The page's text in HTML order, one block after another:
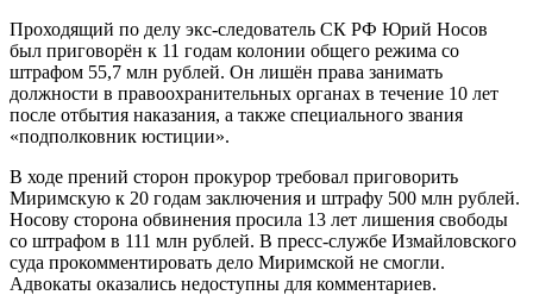
Проходящий по делу экс-следователь СК РФ Юрий Носов
был приговорён к 11 годам колонии общего режима со
штрафом 55,7 млн рублей. Он лишён права занимать
должности в правоохранительных органах в течение 10 лет
после отбытия наказания, а также специального звания
«подполковник юстиции».
В ходе прений сторон прокурор требовал приговорить
Миримскую к 20 годам заключения и штрафу 500 млн рублей.
Носову сторона обвинения просила 13 лет лишения свободы
со штрафом в 111 млн рублей. В пресс-службе Измайловского
суда прокомментировать дело Миримской не смогли.
Адвокаты оказались недоступны для комментариев.